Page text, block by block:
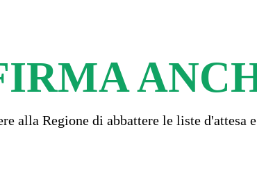
alla Regione di abbattere le liste d'attesa